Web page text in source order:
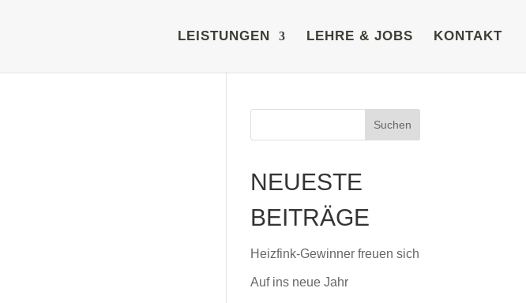
LEISTUNGEN LEHRE & JOBS KONTAKT
NEUESTE
BEITRÄGE
Heizfink-Gewinner freuen sich
Auf ins neue Jahr